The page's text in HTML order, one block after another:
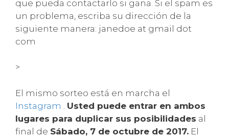
que pueda contactarlo si gana. Si el spam es
un problema, escriba su dirección de la
siguiente manera: janedoe at gmail dot
com
>
El mismo sorteo está en marcha el
Instagram
Usted puede entrar en ambos
lugares para duplicar sus posibilidades al
final de Sábado, 7 de octubre de 2017. El